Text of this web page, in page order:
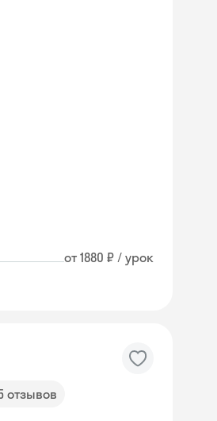
от 1880 ₽ / урок
отзывов